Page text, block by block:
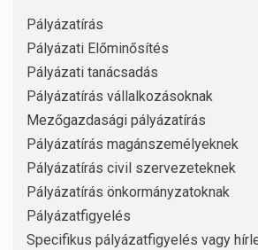
Pályázatírás
Pályázati Előminősítés
Pályázati tanácsadás
Pályázatírás vállalkozásoknak
Mezőgazdasági pályázatírás
Pályázatírás magánszemélyeknek
Pályázatírás civil szervezeteknek
Pályázatírás önkormányzatoknak
Pályázatfigyelés
Specifikus pályázatfigyelés vagy